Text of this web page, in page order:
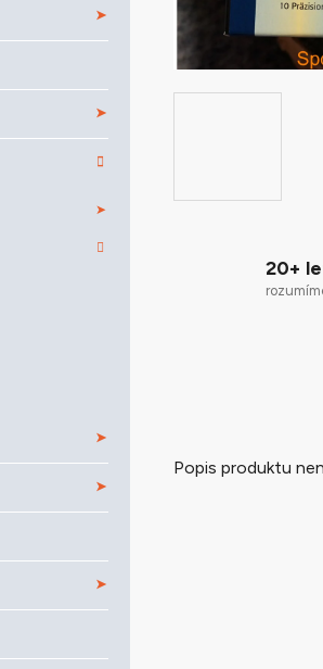
20+
Popis produktu